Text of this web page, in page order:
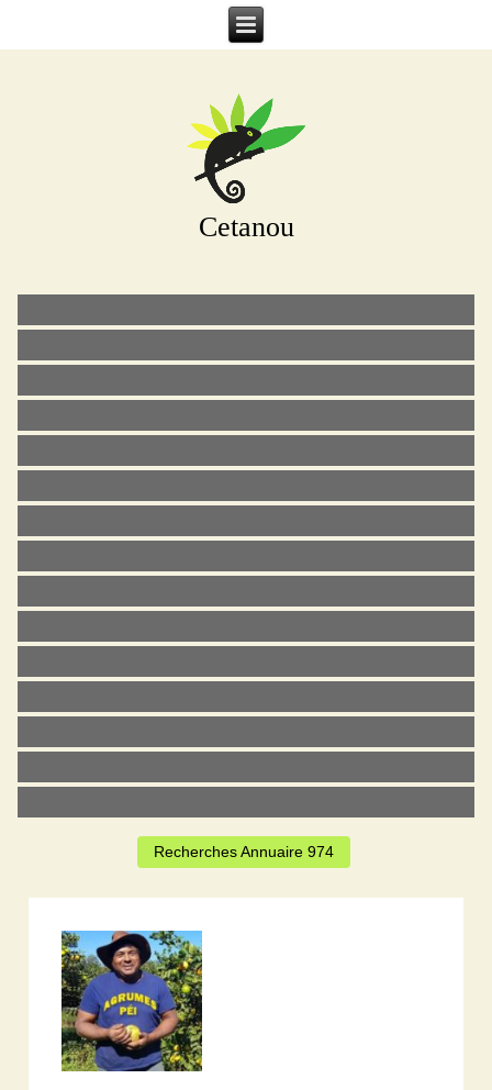
Cetanou
Recherches Annuaire 974